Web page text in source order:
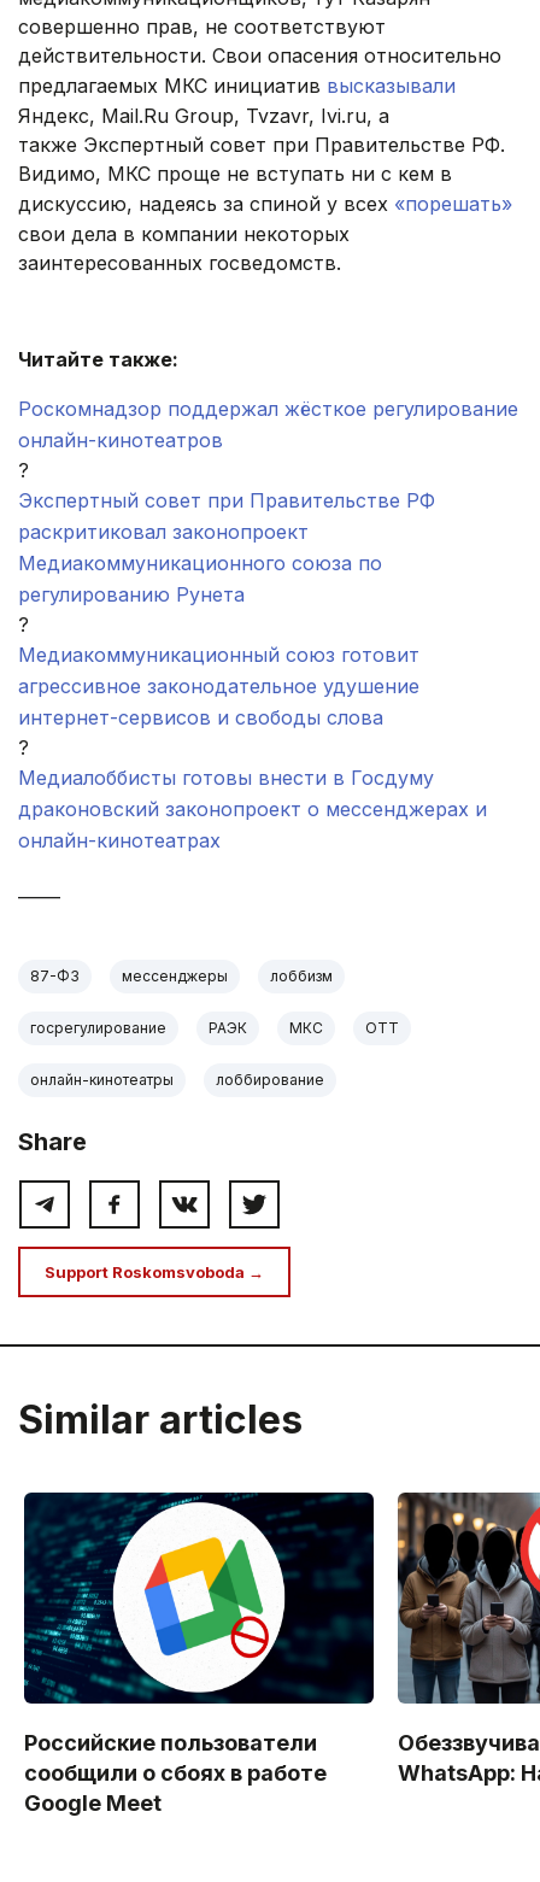
совершенно прав, не соответствуют
действительности. Свои опасения относительно
предлагаемых МКС инициатив высказывали
Яндекс, Mail.Ru Group, Tvzavr, Ivi.ru, а
также Экспертный совет при Правительстве РФ.
Видимо, МКС проще не вступать ни с кем в
дискуссию, надеясь за спиной у всех «порешать»
свои дела в компании некоторых
заинтересованных госведомств.
Читайте также:
Роскомнадзор поддержал жёсткое регулирование
онлайн-кинотеатров
?
Экспертный совет при Правительстве РФ
раскритиковал законопроект
Медиакоммуникационного союза по
регулированию Рунета
?
Медиакоммуникационный союз готовит
агрессивное законодательное удушение
интернет-сервисов и свободы слова
?
Медиалоббисты готовы внести в Госдуму
драконовский законопроект о мессенджерах и
онлайн-кинотеатрах
87-ФЗ мессенджеры лоббизм
госрегулирование РАЭК МКС OTT
онлайн-кинотеатры лоббирование
Share
Support Roskomsvoboda →
Similar articles
Российские пользователи
сообщили о сбоях в работе
Google Meet
WhatsApp: